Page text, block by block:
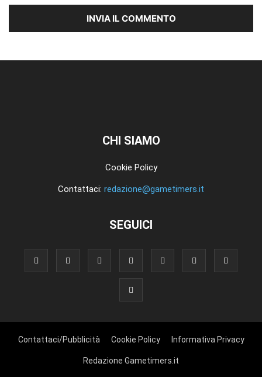
CHI SIAMO
Cookie Policy
Contattaci: redazione@gametimers.it
SEGUICI
Contattaci/Pubblicità Cookie Policy Informativa Privacy
Redazione Gametimers.it